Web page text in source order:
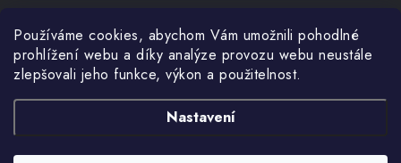
Používáme cookies, abychom Vám umožnili pohodlné
prohlížení webu a díky analýze provozu webu neustále
zlepšovali jeho funkce, výkon a použitelnost.
Nastavení
SERVIS
FIRMY, ŠKOLY, PARTNEŘI
ARTHAS MAGAZÍN
Facebook
Přihlášení